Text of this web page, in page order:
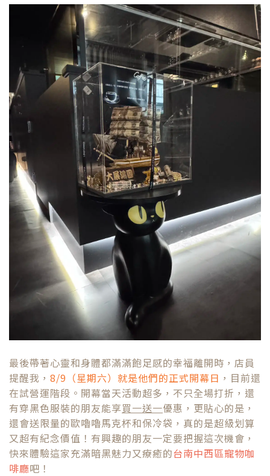
最後帶著心靈和身體都滿滿飽足感的幸福離開時，店員
提醒我， 8/9（星期六）就是他們的正式開幕日 ，目前還
在試營運階段。開幕當天活動超多，不只全場打折，還
有穿黑色服裝的朋友能享買一送一優惠，更貼心的是，
還會送限量的歐嚕嚕馬克杯和保冷袋，真的是超級划算
又超有紀念價值！有興趣的朋友一定要把握這次機會，
快來體驗這家充滿暗黑魅力又療癒的台南中西區寵物咖
啡廳吧！